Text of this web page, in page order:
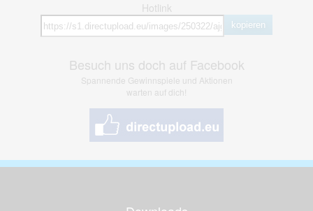
Hotlink
kopieren
Besuch uns doch auf Facebook
Spannende Gewinnspiele und Aktionen
warten auf dich!